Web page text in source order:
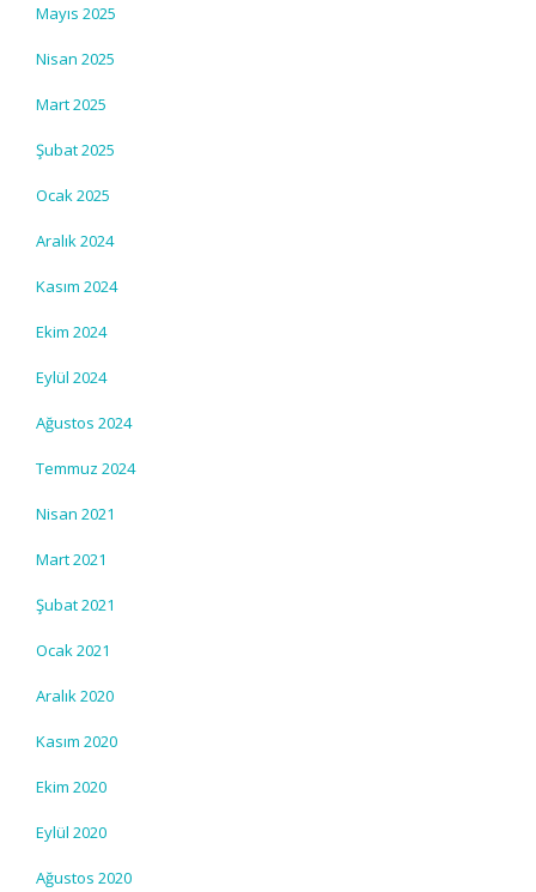
Mayıs 2025
Nisan 2025
Mart 2025
Şubat 2025
Ocak 2025
Aralık 2024
Kasım 2024
Ekim 2024
Eylül 2024
Ağustos 2024
Temmuz 2024
Nisan 2021
Mart 2021
Şubat 2021
Ocak 2021
Aralık 2020
Kasım 2020
Ekim 2020
Eylül 2020
Ağustos 2020